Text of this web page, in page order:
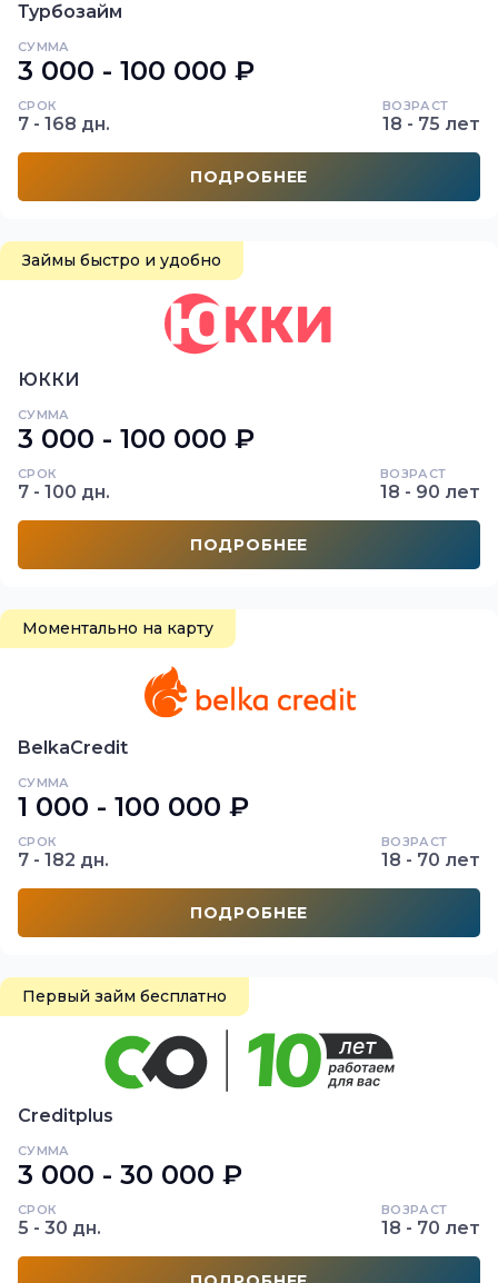
Турбозайм
СУММА
3 000 - 100 000 ₽
СРОК
7 - 168 дн.
ВОЗРАСТ
18 - 75 лет
ПОДРОБНЕЕ
Займы быстро и удобно
ЮККИ
СУММА
3 000 - 100 000 ₽
СРОК
7 - 100 дн.
ВОЗРАСТ
18 - 90 лет
ПОДРОБНЕЕ
Моментально на карту
BelkaCredit
СУММА
1 000 - 100 000 ₽
СРОК
7 - 182 дн.
ВОЗРАСТ
18 - 70 лет
ПОДРОБНЕЕ
Первый займ бесплатно
Creditplus
СУММА
3 000 - 30 000 ₽
СРОК
5 - 30 дн.
ВОЗРАСТ
18 - 70 лет